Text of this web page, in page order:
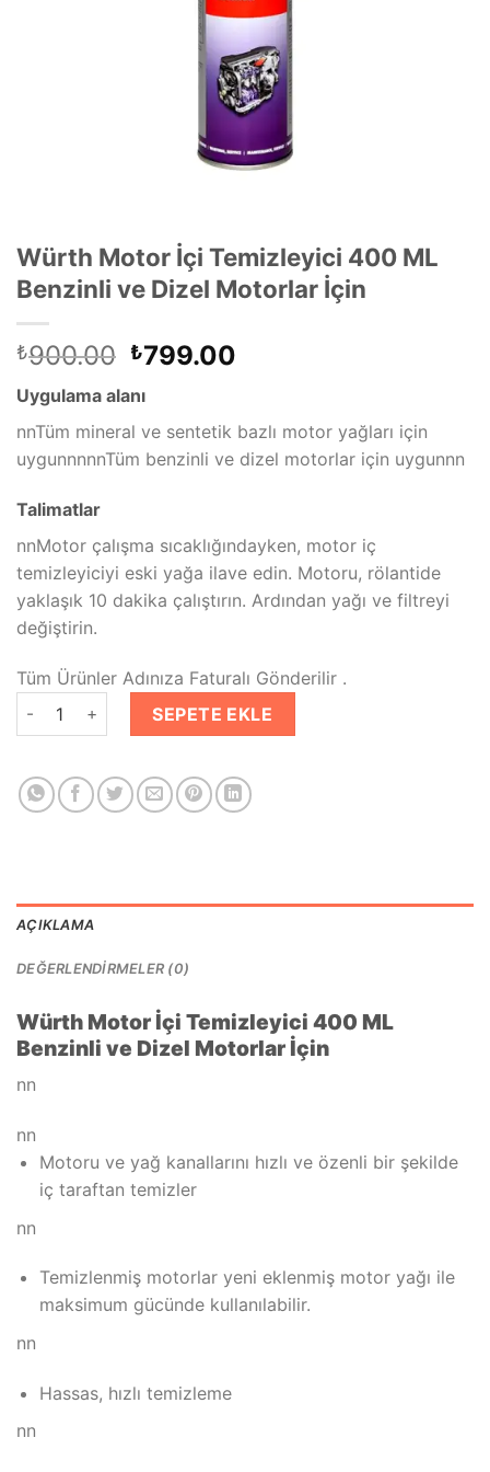
Würth Motor İçi Temizleyici 400 ML
Benzinli ve Dizel Motorlar İçin
₺900.00 Orijinal
₺900.00.
₺799.00
₺799.00.
Uygulama alanı
nnTüm mineral ve sentetik bazlı motor yağları için
uygunnnnnTüm benzinli ve dizel motorlar için uygunnn
Talimatlar
nnMotor çalışma sıcaklığındayken, motor iç
temizleyiciyi eski yağa ilave edin. Motoru, rölantide
yaklaşık 10 dakika çalıştırın. Ardından yağı ve filtreyi
değiştirin.
Tüm Ürünler Adınıza Faturalı Gönderilir .
Würth Motor İçi Temizleyici 400 ML Benzinli ve Dizel
SEPETE EKLE
AÇIKLAMA
DEĞERLENDIRMELER (0)
Würth Motor İçi Temizleyici 400 ML
Benzinli ve Dizel Motorlar İçin
nn
nn
Motoru ve yağ kanallarını hızlı ve özenli bir şekilde
iç taraftan temizler
nn
Temizlenmiş motorlar yeni eklenmiş motor yağı ile
maksimum gücünde kullanılabilir.
nn
Hassas, hızlı temizleme
nn